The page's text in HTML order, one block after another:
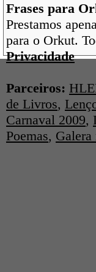
Frases para
Prestamos
para o Orkut.
Privacidade
Parceiros:
de Livros,
Carnaval 2009,
Poemas, Galera